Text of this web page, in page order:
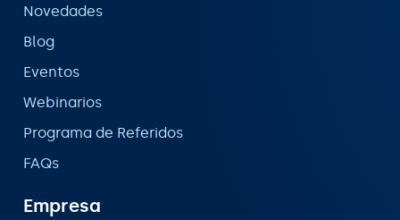
Novedades
Blog
Eventos
Webinarios
Programa de Referidos
FAQs
Empresa